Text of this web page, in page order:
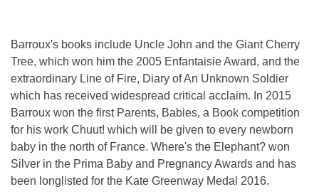
Barroux's books include Uncle John and the Giant Cherry
Tree, which won him the 2005 Enfantaisie Award, and the
extraordinary Line of Fire, Diary of An Unknown Soldier
which has received widespread critical acclaim. In 2015
Barroux won the first Parents, Babies, a Book competition
for his work Chuut! which will be given to every newborn
baby in the north of France. Where's the Elephant? won
Silver in the Prima Baby and Pregnancy Awards and has
been longlisted for the Kate Greenway Medal 2016.